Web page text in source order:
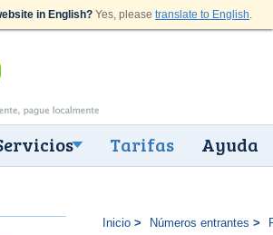
in English? Yes, please translate to English.
Tarifas Ayuda
Inicio Números entrantes